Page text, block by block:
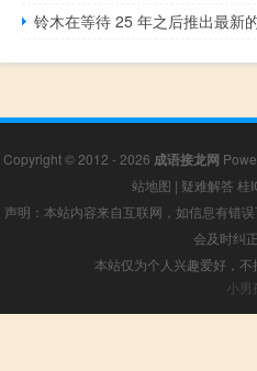
Copyright © 2012 - 2026 成语接龙网
站地图 | 疑难解答 桂
声明：本站内容来自互联网，如信息有错
会及时纠
本站仅为个人兴趣爱好，
小男